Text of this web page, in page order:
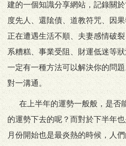
建的一個知識分享網站，記錄關
度先人、還隂債、道教符咒、因
正在遭遇生活不順、夫妻感情破
系糟糕、事業受阻、財運低迷等
一定有一種方法可以解決你的問
對一溝通。
在上半年的運勢一般般，是否
的運勢下去的呢？而對於下半年
月份開始也是最炎熱的時候，人